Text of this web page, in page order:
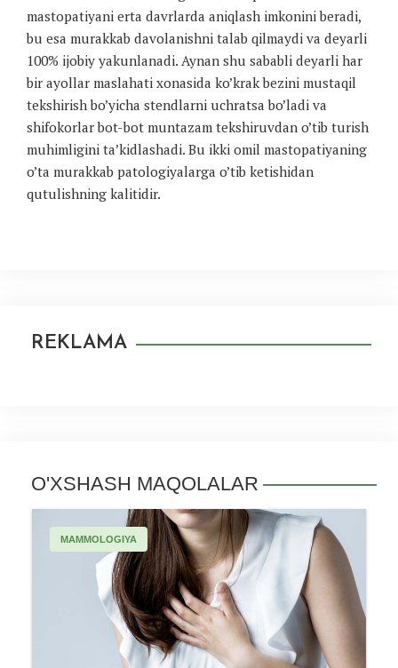
mastopatiyani erta davrlarda aniqlash imkonini beradi,
bu esa murakkab davolanishni talab qilmaydi va deyarli
100% ijobiy yakunlanadi. Aynan shu sababli deyarli har
bir ayollar maslahati xonasida ko’krak bezini mustaqil
tekshirish bo’yicha stendlarni uchratsa bo’ladi va
shifokorlar bot-bot muntazam tekshiruvdan o’tib turish
muhimligini ta’kidlashadi. Bu ikki omil mastopatiyaning
o’ta murakkab patologiyalarga o’tib ketishidan
qutulishning kalitidir.
REKLAMA
O'XSHASH MAQOLALAR
MAMMOLOGIYA